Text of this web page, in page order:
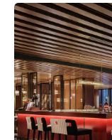
세부 정보 보기